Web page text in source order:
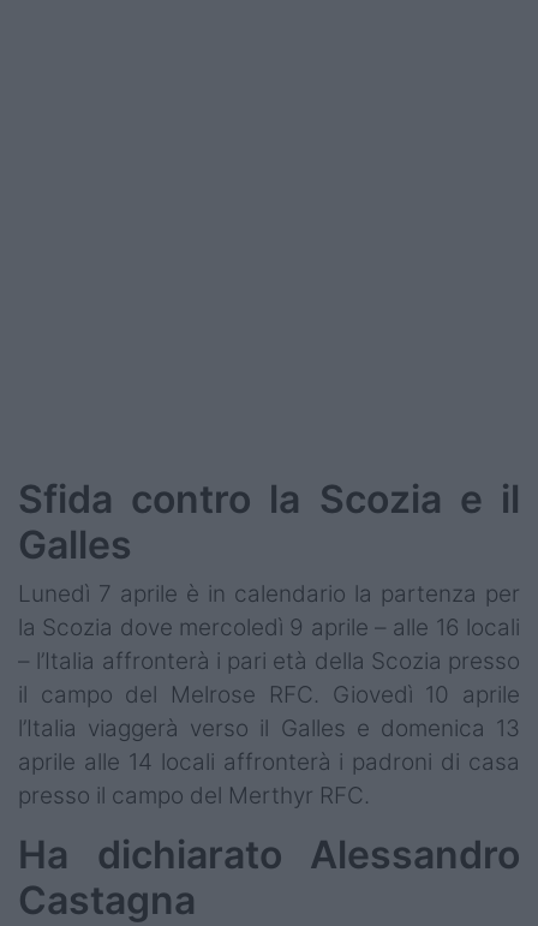
Sfida contro la Scozia e il
Galles
Lunedì 7 aprile è in calendario la partenza per
la Scozia dove mercoledì 9 aprile – alle 16 locali
– l’Italia affronterà i pari età della Scozia presso
il campo del Melrose RFC. Giovedì 10 aprile
l’Italia viaggerà verso il Galles e domenica 13
aprile alle 14 locali affronterà i padroni di casa
presso il campo del Merthyr RFC.
Ha dichiarato Alessandro
Castagna